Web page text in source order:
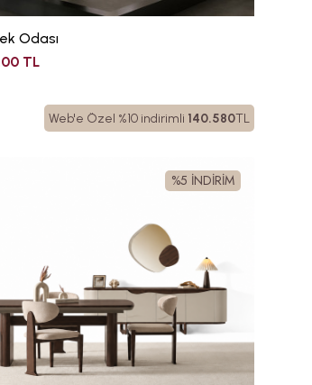
Odası
TL
Web'e Özel %10 indirimli 140.580TL
%5 İNDİRİM